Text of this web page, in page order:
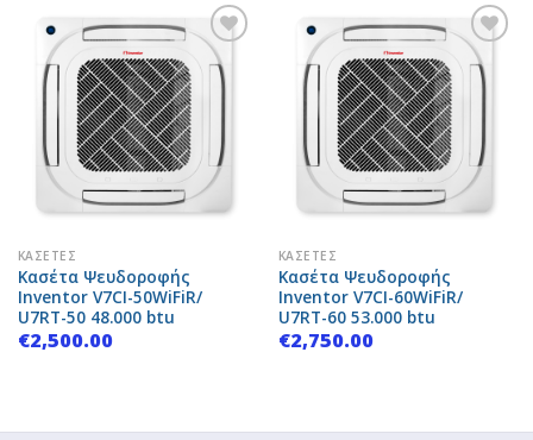
ΚΑΣΈΤΕΣ
Κασέτα Ψευδοροφής
Inventor V7CI-50WiFiR/
U7RT-50 48.000 btu
€2,500.00
ΚΑΣΈΤΕΣ
Κασέτα Ψευδοροφής
Inventor V7CI-60WiFiR/
U7RT-60 53.000 btu
€2,750.00